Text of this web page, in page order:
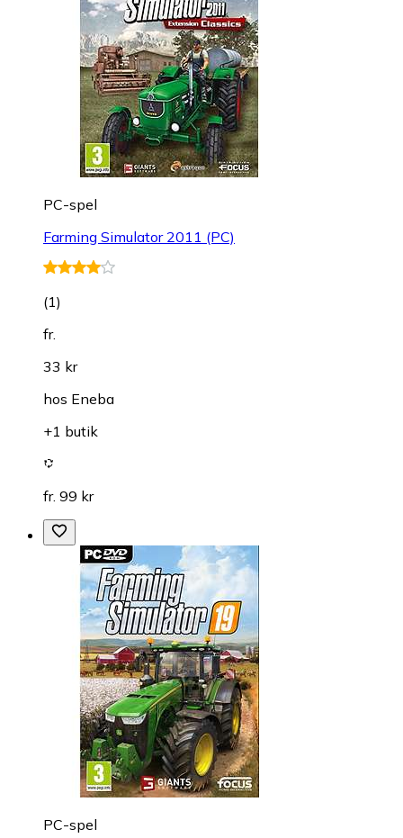
PC-spel
Farming Simulator 2011 (PC)
(1)
fr.
33 kr
hos Eneba
+1 butik
fr. 99 kr
PC-spel